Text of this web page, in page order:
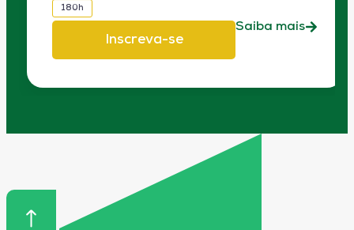
180h
Inscreva-se
Saiba mais